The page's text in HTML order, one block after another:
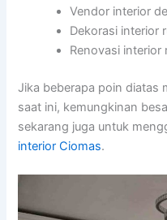
Vendor interior
Dekorasi interior
Renovasi interior
Jika beberapa poin diatas
saat ini, kemungkinan
sekarang juga untuk
interior Ciomas.